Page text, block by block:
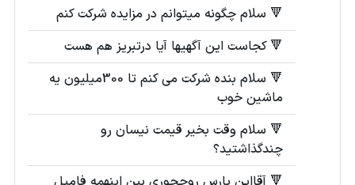
🔻 سلام چگونه میتوانم در مزایده شرکت کنم
🔻 کجاست این آگهیها آیا درتبریز هم هست
🔻 سلام بنده شرکت می کنم تا 300میلیون یه
ماشین خوب
🔻 سلام وقت بخیر قیمت نیسان رو
چندگذاشتید؟